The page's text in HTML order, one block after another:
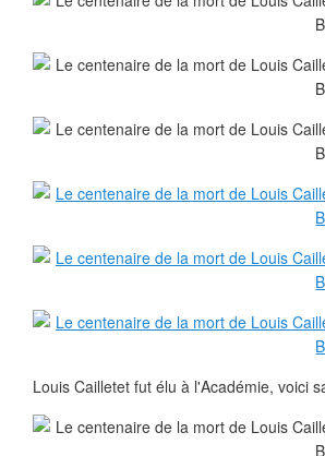
Louis Cailletet fut élu à l'Académie, voici